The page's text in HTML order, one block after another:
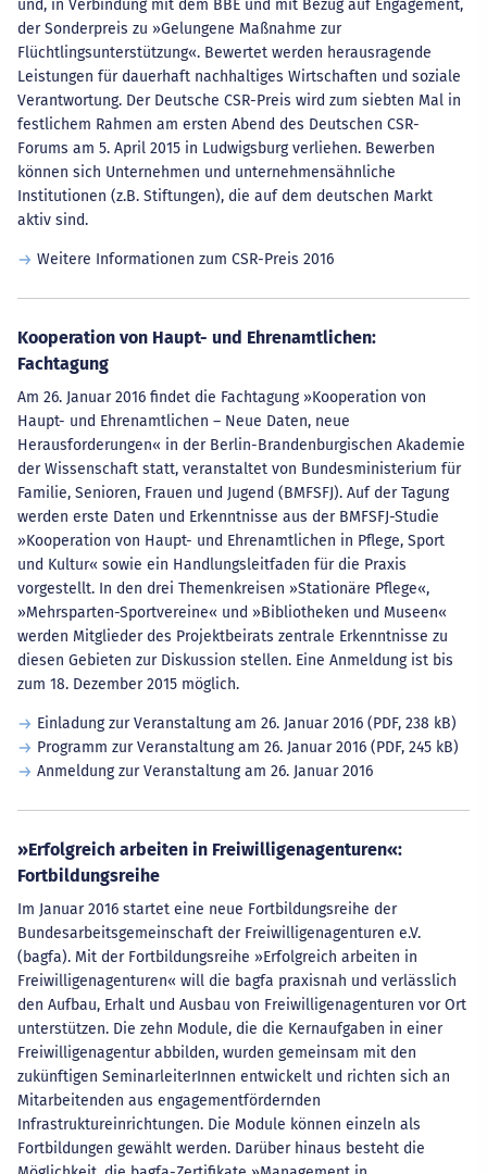
und, in Verbindung mit dem BBE und mit Bezug auf Engagement,
der Sonderpreis zu »Gelungene Maßnahme zur
Flüchtlingsunterstützung«. Bewertet werden herausragende
Leistungen für dauerhaft nachhaltiges Wirtschaften und soziale
Verantwortung. Der Deutsche CSR-Preis wird zum siebten Mal in
festlichem Rahmen am ersten Abend des Deutschen CSR-
Forums am 5. April 2015 in Ludwigsburg verliehen. Bewerben
können sich Unternehmen und unternehmensähnliche
Institutionen (z.B. Stiftungen), die auf dem deutschen Markt
aktiv sind.
Weitere Informationen zum CSR-Preis 2016
Kooperation von Haupt- und Ehrenamtlichen:
Fachtagung
Am 26. Januar 2016 findet die Fachtagung »Kooperation von
Haupt- und Ehrenamtlichen – Neue Daten, neue
Herausforderungen« in der Berlin-Brandenburgischen Akademie
der Wissenschaft statt, veranstaltet von Bundesministerium für
Familie, Senioren, Frauen und Jugend (BMFSFJ). Auf der Tagung
werden erste Daten und Erkenntnisse aus der BMFSFJ-Studie
»Kooperation von Haupt- und Ehrenamtlichen in Pflege, Sport
und Kultur« sowie ein Handlungsleitfaden für die Praxis
vorgestellt. In den drei Themenkreisen »Stationäre Pflege«,
»Mehrsparten-Sportvereine« und »Bibliotheken und Museen«
werden Mitglieder des Projektbeirats zentrale Erkenntnisse zu
diesen Gebieten zur Diskussion stellen. Eine Anmeldung ist bis
zum 18. Dezember 2015 möglich.
Einladung zur Veranstaltung am 26. Januar 2016(PDF, 238 kB)
Programm zur Veranstaltung am 26. Januar 2016(PDF, 245 kB)
Anmeldung zur Veranstaltung am 26. Januar 2016
»Erfolgreich arbeiten in Freiwilligenagenturen«:
Fortbildungsreihe
Im Januar 2016 startet eine neue Fortbildungsreihe der
Bundesarbeitsgemeinschaft der Freiwilligenagenturen e.V.
(bagfa). Mit der Fortbildungsreihe »Erfolgreich arbeiten in
Freiwilligenagenturen« will die bagfa praxisnah und verlässlich
den Aufbau, Erhalt und Ausbau von Freiwilligenagenturen vor Ort
unterstützen. Die zehn Module, die die Kernaufgaben in einer
Freiwilligenagentur abbilden, wurden gemeinsam mit den
zukünftigen SeminarleiterInnen entwickelt und richten sich an
Mitarbeitenden aus engagementfördernden
Infrastruktureinrichtungen. Die Module können einzeln als
Fortbildungen gewählt werden. Darüber hinaus besteht die